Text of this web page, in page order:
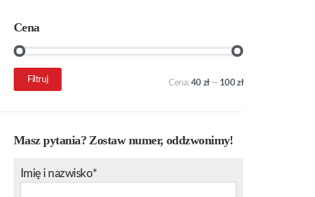
Cena
Cena
min.
Cena
maks.
Filtruj Cena:40 zł— 100 zł
Masz pytania? Zostaw numer, oddzwonimy!
Imię i nazwisko*